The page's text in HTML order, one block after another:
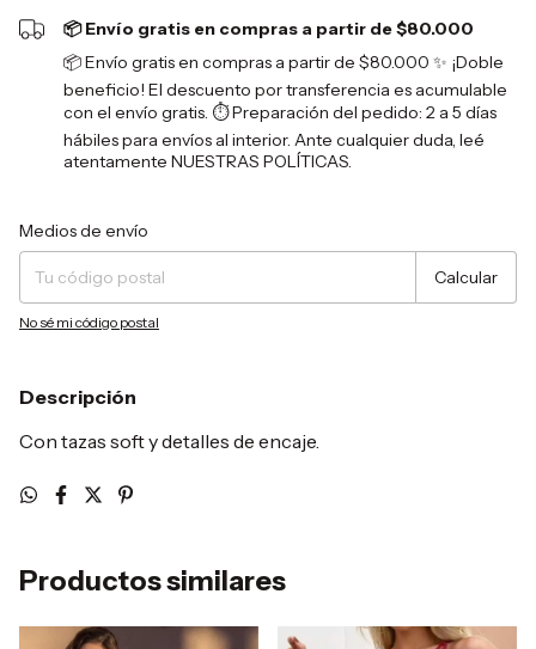
📦 Envío gratis en compras a partir de $80.000
📦 Envío gratis en compras a partir de $80.000 ✨ ¡Doble
beneficio! El descuento por transferencia es acumulable
con el envío gratis. ⏱️ Preparación del pedido: 2 a 5 días
hábiles para envíos al interior. Ante cualquier duda, leé
atentamente NUESTRAS POLÍTICAS.
Entregas para el CP:
Medios de envío
Calcular
No sé mi código postal
Descripción
Con tazas soft y detalles de encaje.
Productos similares